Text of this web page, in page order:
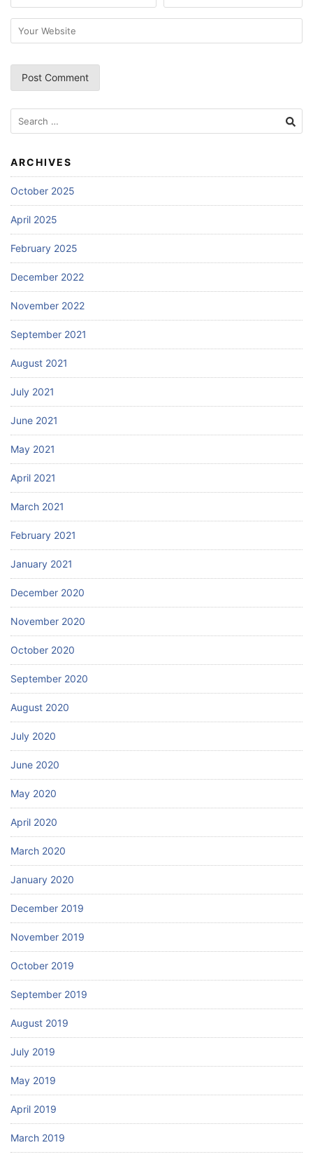
Search
for:
ARCHIVES
October 2025
April 2025
February 2025
December 2022
November 2022
September 2021
August 2021
July 2021
June 2021
May 2021
April 2021
March 2021
February 2021
January 2021
December 2020
November 2020
October 2020
September 2020
August 2020
July 2020
June 2020
May 2020
April 2020
March 2020
January 2020
December 2019
November 2019
October 2019
September 2019
August 2019
July 2019
May 2019
April 2019
March 2019